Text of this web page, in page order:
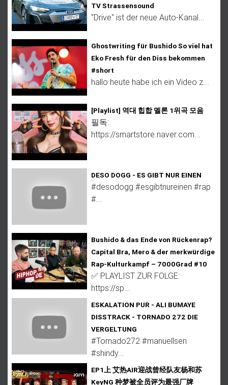
TV Strassensound
"Drive" ist der neue Auto-Kanal...
Ghostwriting für Bushido So viel hat
Eko Fresh für den Diss bekommen
#short
hallo heute habe ich ein Video z...
[Playlist] 역대 힙합 멜론 1위곡 모음
필독:
https://smartstore.naver.com...
DESO DOGG - ES GIBT NUR EINEN
#desodogg #esgibtnureinen #rap
#...
Bushido & das Ende von Rückenrap?
Capital Bra, Mero & der merkwürdige
Rap-Kulturkampf – 7000Grad #10
✅ PLAYLIST ZUR FOLGE:
https://sp...
ESKALATION PUR - ALI BUMAYE
DISSTRACK - TORNADO 272 DIE
VERGELTUNG
#Tornado272 #manuellsen
#shindy...
EP1上 艾热AIR迎战曾经队友杨和苏
KeyNG 种梦被全员评为最强厂牌